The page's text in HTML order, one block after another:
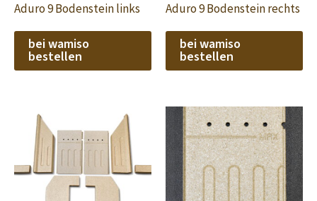
Aduro 9 Bodenstein links
bei wamiso
bestellen
Aduro 9 Bodenstein rechts
bei wamiso
bestellen